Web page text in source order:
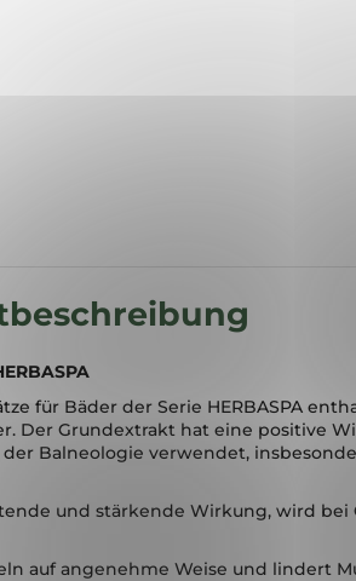
für Bäder der Serie HERBASPA
Der Grundextrakt hat eine positive
Balneologie verwendet,
und stärkende Wirkung, wird bei
auf angenehme Weise und lindert